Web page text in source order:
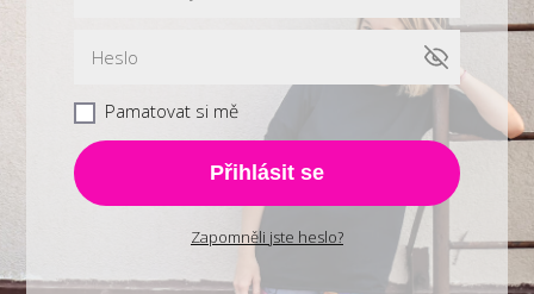
Pamatovat si mě
Přihlásit se
Zapomněli jste heslo?